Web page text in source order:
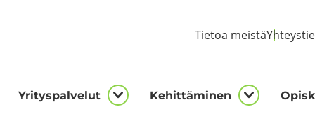
Tie­toa meis­tä
Yri­tys­pal­ve­lut
Yrityspalvelut
Ke­hit­tä­mi­nen